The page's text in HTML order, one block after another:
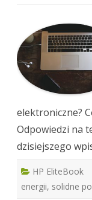
elektroniczne?
Odpowiedzi na
dzisiejszego
HP EliteBook
energii, solidne